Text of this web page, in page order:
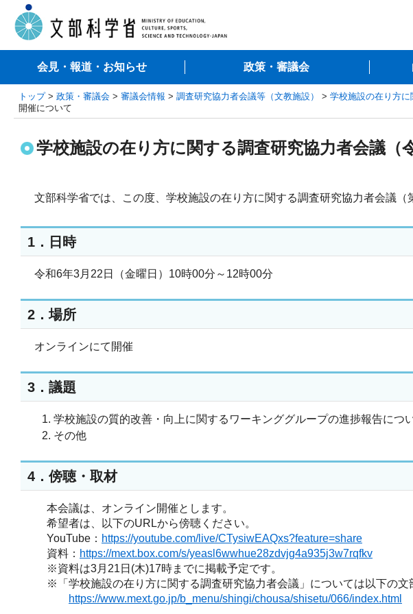
会見・報道・お知らせ 政策・審議会
トップ> 政策・審議会 > 審議会情報 > 調査研究協力者会議等（文教施設） > 学校施設の在り方に
開催について
学校施設の在り方に関する調査研究協力者会議（
文部科学省では、この度、学校施設の在り方に関する調査研究協力者会議
1．日時
令和6年3月22日（金曜日）10時00分～12時00分
2．場所
オンラインにて開催
3．議題
学校施設の質的改善・向上に関するワーキンググループの進捗報告につ
その他
4．傍聴・取材
本会議は、オンライン開催とします。
希望者は、以下のURLから傍聴ください。
YouTube： https://youtube.com/live/CTysiwEAQxs?feature=share
資料： https://mext.box.com/s/yeasl6wwhue28zdvjg4a935j3w7rqfkv
※資料は3月21日(木)17時までに掲載予定です。
※「学校施設の在り方に関する調査研究協力者会議」については以下の文
https://www.mext.go.jp/b_menu/shingi/chousa/shisetu/066/index.html